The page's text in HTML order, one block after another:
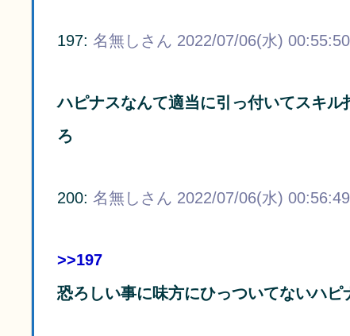
197: 名無しさん 2022/07/06(水)
ハピナスなんて適当に引っ付いてスキ
ろ
200: 名無しさん 2022/07/06(水)
>>197
恐ろしい事に味方にひっついてないハ